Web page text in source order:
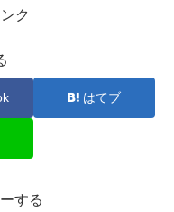
ク
はてブ
する